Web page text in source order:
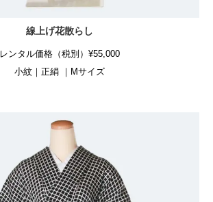
線上げ花散らし
レンタル価格（税別）¥55,000
小紋｜正絹 ｜Mサイズ